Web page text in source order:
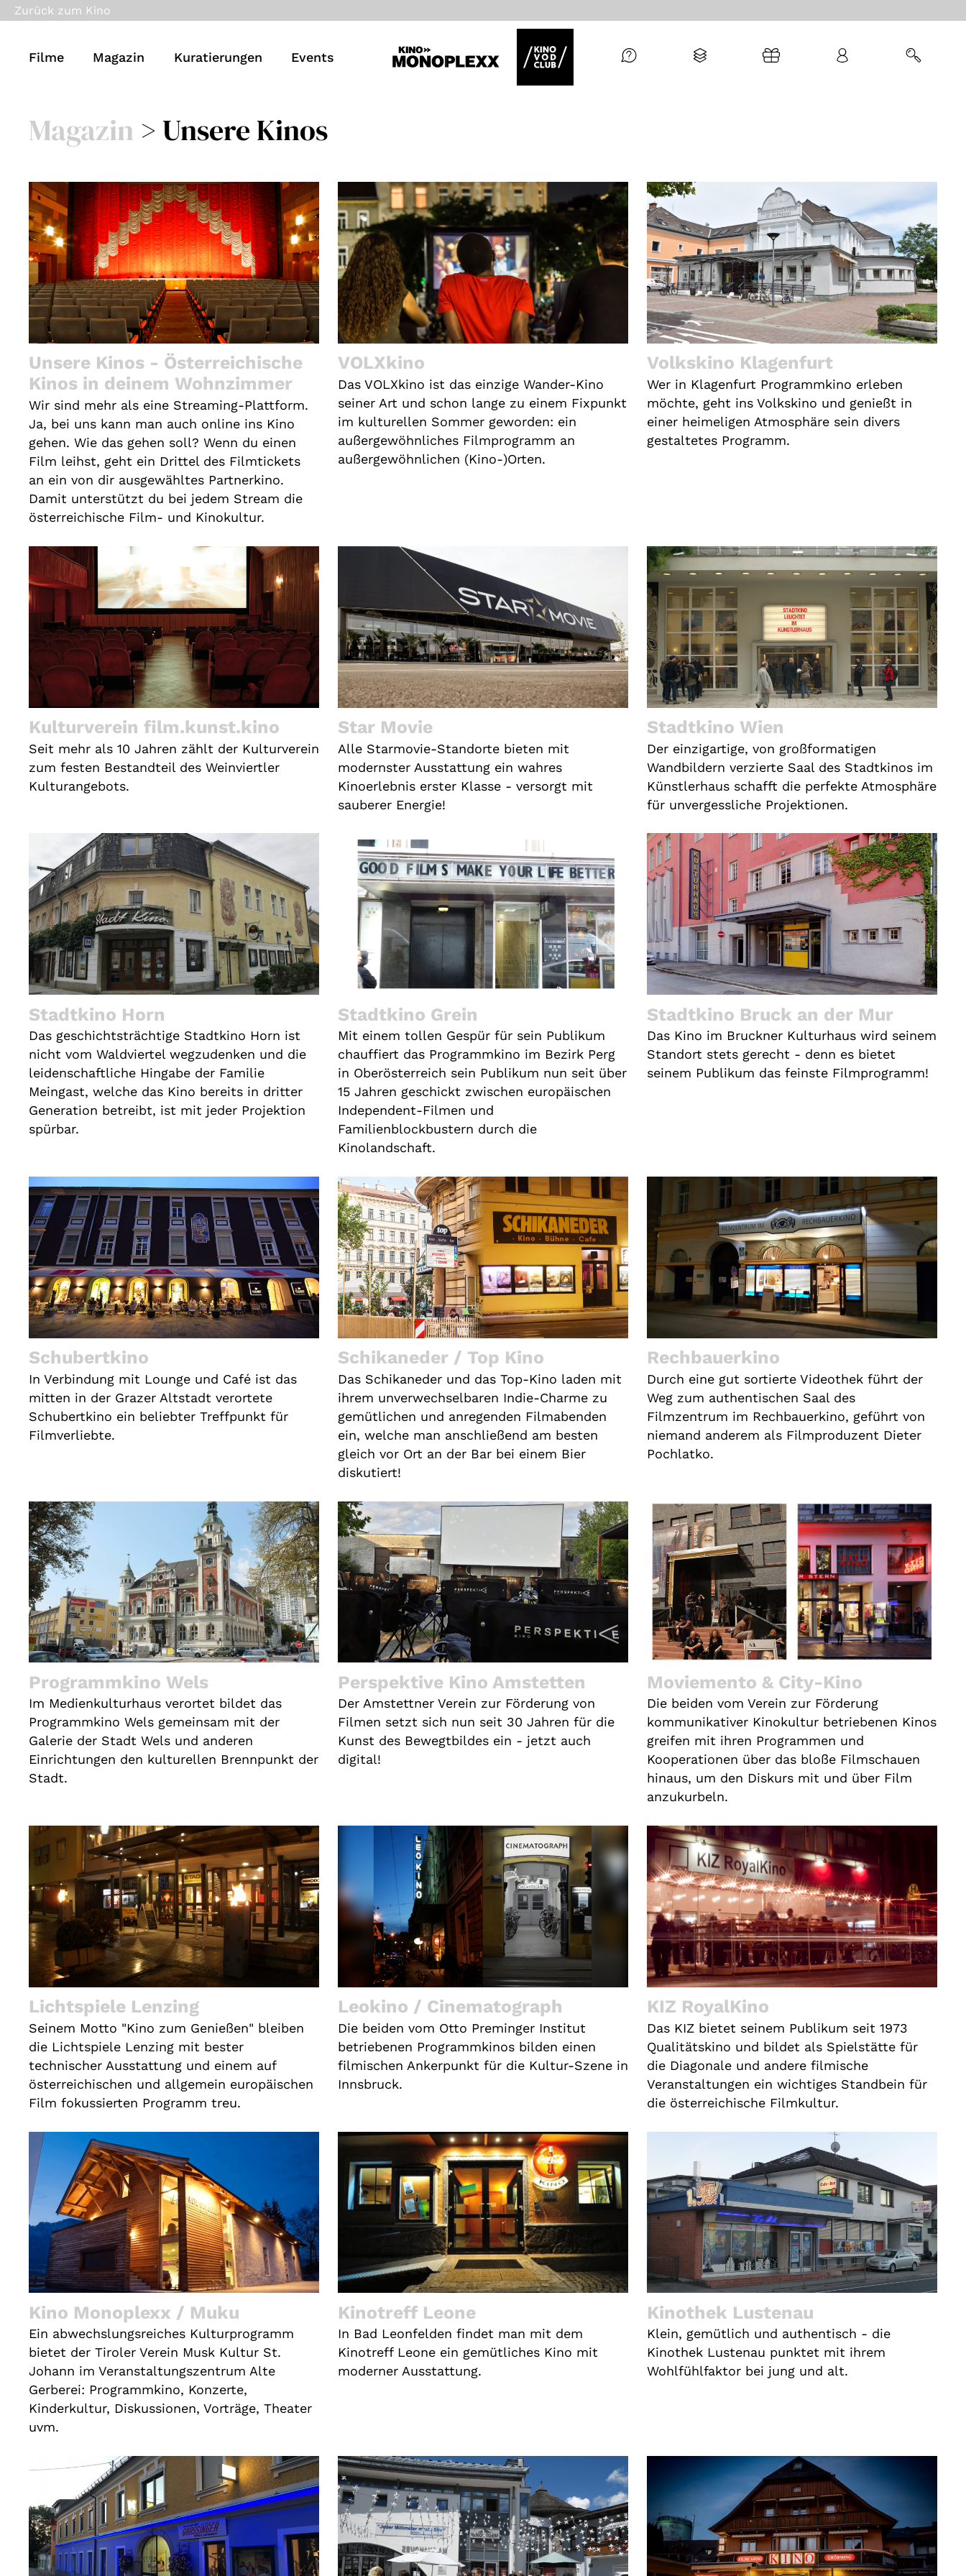
Events
So geht’s
Filmpakete
Gutscheine
& Filmpässe
Account
Suche
Zurück zum Kino
Filme Magazin Kuratierungen Events
Magazin > Unsere Kinos
Unsere Kinos - Österreichische
Kinos in deinem Wohnzimmer
Wir sind mehr als eine Streaming-Plattform.
Ja, bei uns kann man auch online ins Kino
gehen. Wie das gehen soll? Wenn du einen
Film leihst, geht ein Drittel des Filmtickets
an ein von dir ausgewähltes Partnerkino.
Damit unterstützt du bei jedem Stream die
österreichische Film- und Kinokultur.
VOLXkino
Das VOLXkino ist das einzige Wander-Kino
seiner Art und schon lange zu einem Fixpunkt
im kulturellen Sommer geworden: ein
außergewöhnliches Filmprogramm an
außergewöhnlichen (Kino-)Orten.
Volkskino Klagenfurt
Wer in Klagenfurt Programmkino erleben
möchte, geht ins Volkskino und genießt in
einer heimeligen Atmosphäre sein divers
gestaltetes Programm.
Kulturverein film.kunst.kino
Seit mehr als 10 Jahren zählt der Kulturverein
zum festen Bestandteil des Weinviertler
Kulturangebots.
Star Movie
Alle Starmovie-Standorte bieten mit
modernster Ausstattung ein wahres
Kinoerlebnis erster Klasse - versorgt mit
sauberer Energie!
Stadtkino Wien
Der einzigartige, von großformatigen
Wandbildern verzierte Saal des Stadtkinos im
Künstlerhaus schafft die perfekte Atmosphäre
für unvergessliche Projektionen.
Stadtkino Horn
Das geschichtsträchtige Stadtkino Horn ist
nicht vom Waldviertel wegzudenken und die
leidenschaftliche Hingabe der Familie
Meingast, welche das Kino bereits in dritter
Generation betreibt, ist mit jeder Projektion
spürbar.
Stadtkino Grein
Mit einem tollen Gespür für sein Publikum
chauffiert das Programmkino im Bezirk Perg
in Oberösterreich sein Publikum nun seit über
15 Jahren geschickt zwischen europäischen
Independent-Filmen und
Familienblockbustern durch die
Kinolandschaft.
Stadtkino Bruck an der Mur
Das Kino im Bruckner Kulturhaus wird seinem
Standort stets gerecht - denn es bietet
seinem Publikum das feinste Filmprogramm!
Schubertkino
In Verbindung mit Lounge und Café ist das
mitten in der Grazer Altstadt verortete
Schubertkino ein beliebter Treffpunkt für
Filmverliebte.
Schikaneder / Top Kino
Das Schikaneder und das Top-Kino laden mit
ihrem unverwechselbaren Indie-Charme zu
gemütlichen und anregenden Filmabenden
ein, welche man anschließend am besten
gleich vor Ort an der Bar bei einem Bier
diskutiert!
Rechbauerkino
Durch eine gut sortierte Videothek führt der
Weg zum authentischen Saal des
Filmzentrum im Rechbauerkino, geführt von
niemand anderem als Filmproduzent Dieter
Pochlatko.
Programmkino Wels
Im Medienkulturhaus verortet bildet das
Programmkino Wels gemeinsam mit der
Galerie der Stadt Wels und anderen
Einrichtungen den kulturellen Brennpunkt der
Stadt.
Perspektive Kino Amstetten
Der Amstettner Verein zur Förderung von
Filmen setzt sich nun seit 30 Jahren für die
Kunst des Bewegtbildes ein - jetzt auch
digital!
Moviemento & City-Kino
Die beiden vom Verein zur Förderung
kommunikativer Kinokultur betriebenen Kinos
greifen mit ihren Programmen und
Kooperationen über das bloße Filmschauen
hinaus, um den Diskurs mit und über Film
anzukurbeln.
Lichtspiele Lenzing
Seinem Motto "Kino zum Genießen" bleiben
die Lichtspiele Lenzing mit bester
technischer Ausstattung und einem auf
österreichischen und allgemein europäischen
Film fokussierten Programm treu.
Leokino / Cinematograph
Die beiden vom Otto Preminger Institut
betriebenen Programmkinos bilden einen
filmischen Ankerpunkt für die Kultur-Szene in
Innsbruck.
KIZ RoyalKino
Das KIZ bietet seinem Publikum seit 1973
Qualitätskino und bildet als Spielstätte für
die Diagonale und andere filmische
Veranstaltungen ein wichtiges Standbein für
die österreichische Filmkultur.
Kino Monoplexx / Muku
Ein abwechslungsreiches Kulturprogramm
bietet der Tiroler Verein Musk Kultur St.
Johann im Veranstaltungszentrum Alte
Gerberei: Programmkino, Konzerte,
Kinderkultur, Diskussionen, Vorträge, Theater
uvm.
Kinotreff Leone
In Bad Leonfelden findet man mit dem
Kinotreff Leone ein gemütliches Kino mit
moderner Ausstattung.
Kinothek Lustenau
Klein, gemütlich und authentisch - die
Kinothek Lustenau punktet mit ihrem
Wohlfühlfaktor bei jung und alt.